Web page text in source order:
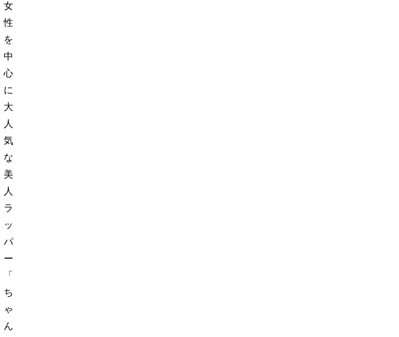
女
性
を
中
心
に
大
人
気
な
美
人
ラ
ッ
パ
ー
「
ち
ゃ
ん